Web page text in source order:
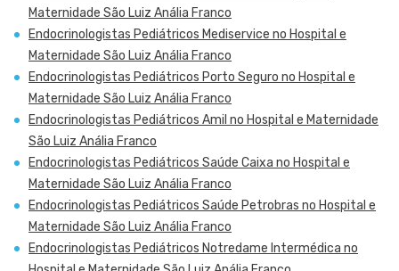
Maternidade São Luiz Anália Franco
Endocrinologistas Pediátricos Mediservice no Hospital e
Maternidade São Luiz Anália Franco
Endocrinologistas Pediátricos Porto Seguro no Hospital e
Maternidade São Luiz Anália Franco
Endocrinologistas Pediátricos Amil no Hospital e Maternidade
São Luiz Anália Franco
Endocrinologistas Pediátricos Saúde Caixa no Hospital e
Maternidade São Luiz Anália Franco
Endocrinologistas Pediátricos Saúde Petrobras no Hospital e
Maternidade São Luiz Anália Franco
Endocrinologistas Pediátricos Notredame Intermédica no